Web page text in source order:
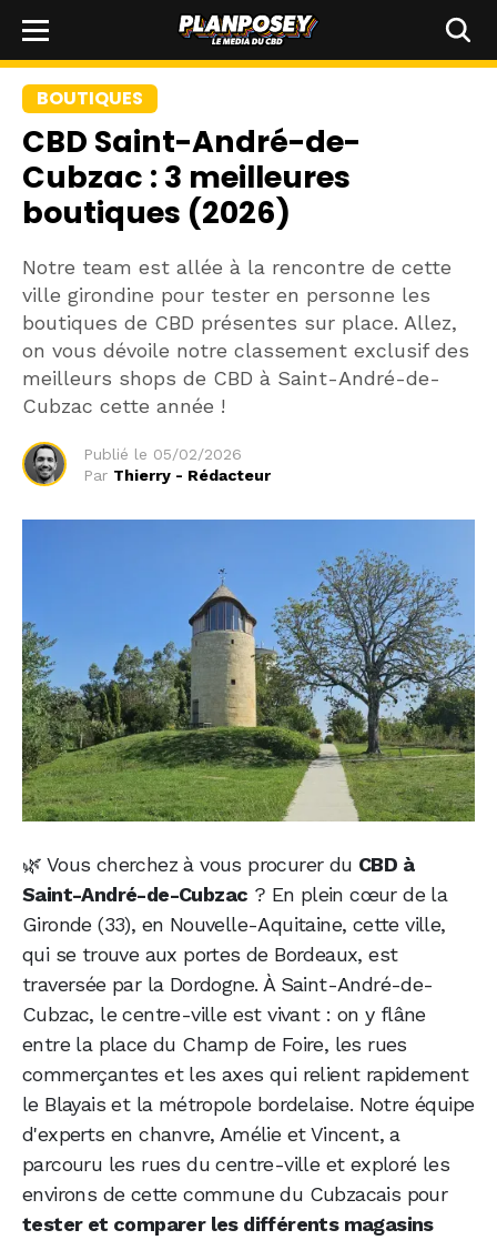
BOUTIQUES
CBD Saint-André-de-
Cubzac : 3 meilleures
boutiques (2026)
Notre team est allée à la rencontre de cette
ville girondine pour tester en personne les
boutiques de CBD présentes sur place. Allez,
on vous dévoile notre classement exclusif des
meilleurs shops de CBD à Saint-André-de-
Cubzac cette année !
Publié le 05/02/2026
Par Thierry - Rédacteur
🌿 Vous cherchez à vous procurer du CBD à
Saint-André-de-Cubzac ? En plein cœur de la
Gironde (33), en Nouvelle-Aquitaine, cette ville,
qui se trouve aux portes de Bordeaux, est
traversée par la Dordogne. À Saint-André-de-
Cubzac, le centre-ville est vivant : on y flâne
entre la place du Champ de Foire, les rues
commerçantes et les axes qui relient rapidement
le Blayais et la métropole bordelaise. Notre équipe
d'experts en chanvre, Amélie et Vincent, a
parcouru les rues du centre-ville et exploré les
environs de cette commune du Cubzacais pour
tester et comparer les différents magasins